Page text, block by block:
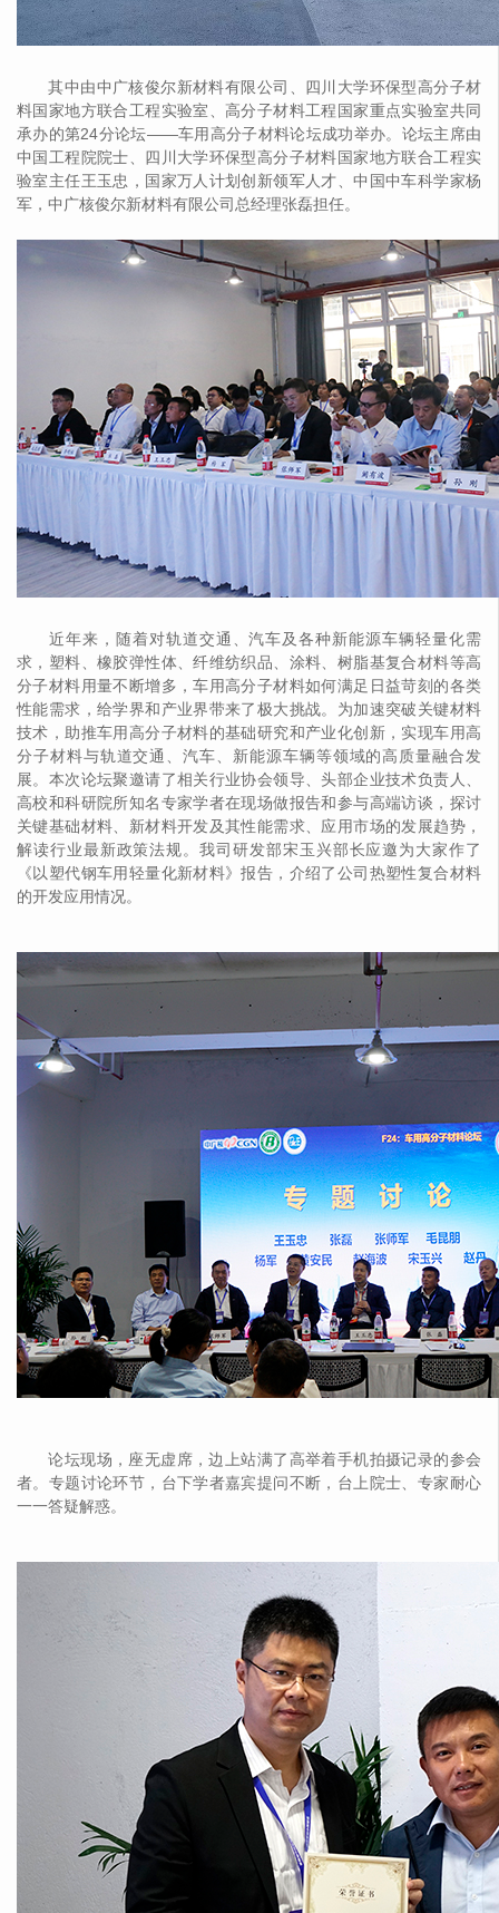
其中由中广核俊尔新材料有限公司、四川大学环保型高分子材
料国家地方联合工程实验室、高分子材料工程国家重点实验室共同
承办的第24分论坛——车用高分子材料论坛成功举办。论坛主席由
中国工程院院士、四川大学环保型高分子材料国家地方联合工程实
验室主任王玉忠，国家万人计划创新领军人才、中国中车科学家杨
军，中广核俊尔新材料有限公司总经理张磊担任。
近年来，随着对轨道交通、汽车及各种新能源车辆轻量化需
求，塑料、橡胶弹性体、纤维纺织品、涂料、树脂基复合材料等高
分子材料用量不断增多，车用高分子材料如何满足日益苛刻的各类
性能需求，给学界和产业界带来了极大挑战。为加速突破关键材料
技术，助推车用高分子材料的基础研究和产业化创新，实现车用高
分子材料与轨道交通、汽车、新能源车辆等领域的高质量融合发
展。本次论坛聚邀请了相关行业协会领导、头部企业技术负责人、
高校和科研院所知名专家学者在现场做报告和参与高端访谈，探讨
关键基础材料、新材料开发及其性能需求、应用市场的发展趋势，
解读行业最新政策法规。我司研发部宋玉兴部长应邀为大家作了
《以塑代钢车用轻量化新材料》报告，介绍了公司热塑性复合材料
的开发应用情况。
论坛现场，座无虚席，边上站满了高举着手机拍摄记录的参会
者。专题讨论环节，台下学者嘉宾提问不断，台上院士、专家耐心
一一答疑解惑。